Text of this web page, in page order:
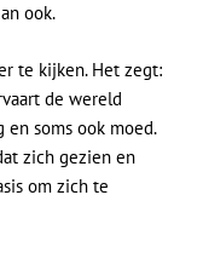
ook.
te kijken. Het zegt:
de wereld
en soms ook moed.
zich gezien en
om zich te